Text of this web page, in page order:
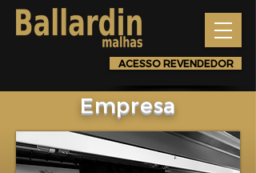
ACESSO REVENDEDOR
Empresa